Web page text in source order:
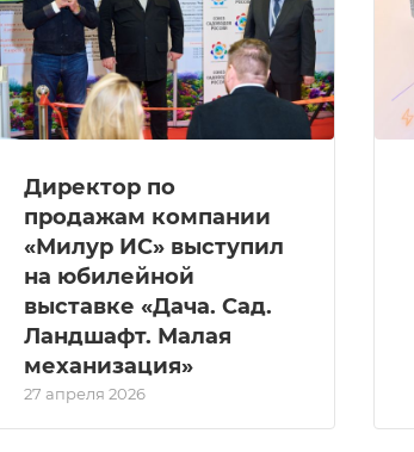
Директор по
продажам компании
«Милур ИС» выступил
на юбилейной
выставке «Дача. Сад.
Ландшафт. Малая
механизация»
27 апреля 2026